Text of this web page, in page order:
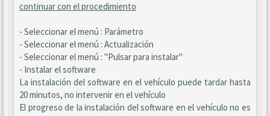
continuar con el procedimiento
- Seleccionar el menú : Parámetro
- Seleccionar el menú : Actualización
- Seleccionar el menú : "Pulsar para instalar"
- Instalar el software
La instalación del software en el vehículo puede tardar hasta
20 minutos, no intervenir en el vehículo
El progreso de la instalación del software en el vehículo no es